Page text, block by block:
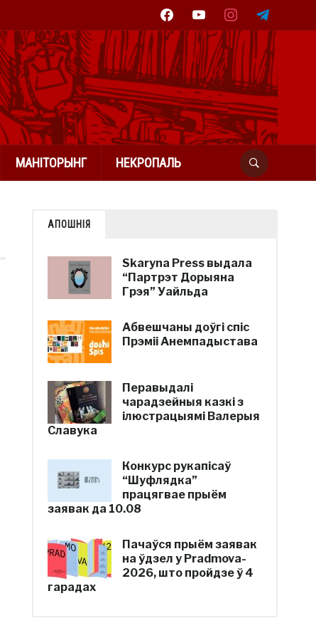
facebookyoutube instagramtelegram
МАНІТОРЫНГ НЕКРОПАЛЬ
АПОШНІЯ
Skaryna Press выдала
“Партрэт Дорыяна
Грэя” Уайльда
Абвешчаны доўгі спіс
Прэміі Анемпадыстава
Перавыдалі
чарадзейныя казкі з
ілюстрацыямі Валерыя
Славука
Конкурс рукапісаў
“Шуфлядка”
працягвае прыём
заявак да 10.08
Пачаўся прыём заявак
на ўдзел у Pradmova-
2026, што пройдзе ў 4
гарадах